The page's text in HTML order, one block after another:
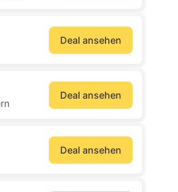
Deal ansehen
Deal ansehen
Deal ansehen